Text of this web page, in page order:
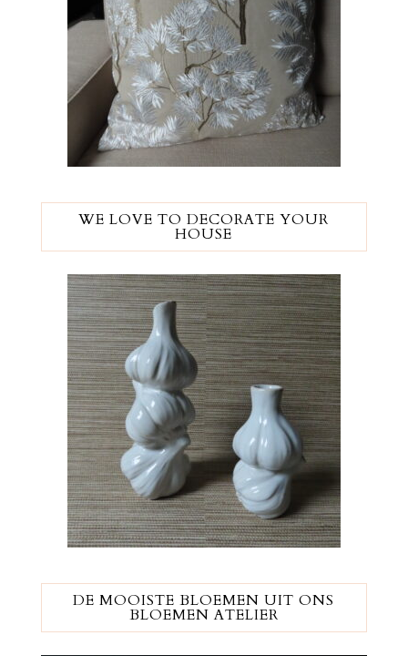
WE LOVE TO DECORATE YOUR
HOUSE
DE MOOISTE BLOEMEN UIT ONS
BLOEMEN ATELIER